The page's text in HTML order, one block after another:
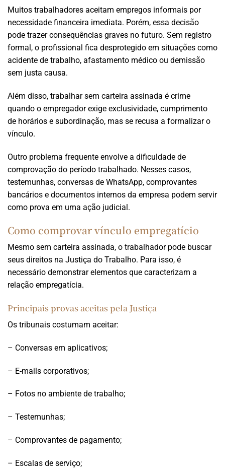
Muitos trabalhadores aceitam empregos informais por
necessidade financeira imediata. Porém, essa decisão
pode trazer consequências graves no futuro. Sem registro
formal, o profissional fica desprotegido em situações como
acidente de trabalho, afastamento médico ou demissão
sem justa causa.
Além disso, trabalhar sem carteira assinada é crime
quando o empregador exige exclusividade, cumprimento
de horários e subordinação, mas se recusa a formalizar o
vínculo.
Outro problema frequente envolve a dificuldade de
comprovação do período trabalhado. Nesses casos,
testemunhas, conversas de WhatsApp, comprovantes
bancários e documentos internos da empresa podem servir
como prova em uma ação judicial.
Como comprovar vínculo empregatício
Mesmo sem carteira assinada, o trabalhador pode buscar
seus direitos na Justiça do Trabalho. Para isso, é
necessário demonstrar elementos que caracterizam a
relação empregatícia.
Principais provas aceitas pela Justiça
Os tribunais costumam aceitar:
– Conversas em aplicativos;
– E-mails corporativos;
– Fotos no ambiente de trabalho;
– Testemunhas;
– Comprovantes de pagamento;
– Escalas de serviço;